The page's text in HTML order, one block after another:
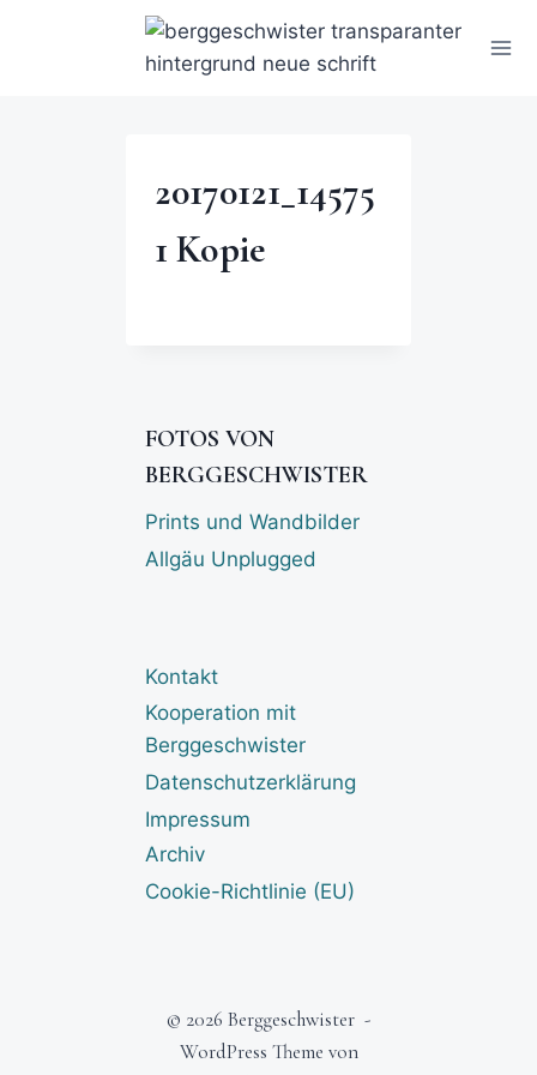
20170121_14575
1 Kopie
FOTOS VON
BERGGESCHWISTER
Prints und Wandbilder
Allgäu Unplugged
Kontakt
Kooperation mit
Berggeschwister
Datenschutzerklärung
Impressum
Archiv
Cookie-Richtlinie (EU)
© 2026 Berggeschwister -
WordPress Theme von